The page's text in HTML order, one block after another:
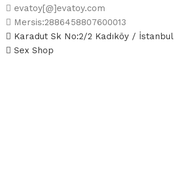
evatoy[@]evatoy.com
Mersis:2886458807600013
Karadut Sk No:2/2 Kadıköy / İstanbul
Sex Shop